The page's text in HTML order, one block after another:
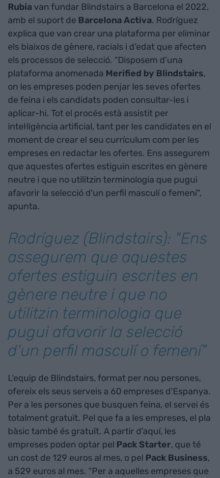
Rubia van fundar Blindstairs a Barcelona el 2022,
amb el suport de Barcelona Activa. Rodríguez
explica que van crear una plataforma per eliminar
els biaixos de gènere, racials i d’edat que afecten
els processos de selecció. “Disposem d’una
plataforma anomenada Merified by Blindstairs,
on les empreses poden penjar les seves ofertes
de feina i els candidats poden consultar-les i
aplicar-hi. Tot el procés està assistit per
intel·ligència artificial, tant per les candidates en el
moment de crear el seu currículum com per les
empreses en redactar les ofertes. Ens assegurem
que aquestes ofertes estiguin escrites en gènere
neutre i que no utilitzin terminologia que pugui
afavorir la selecció d'un perfil masculí o femení",
apunta.
Rodríguez (Blindstairs): "Ens
assegurem que aquestes
ofertes estiguin escrites en
gènere neutre i que no
utilitzin terminologia que
pugui afavorir la selecció
d'un perfil masculí o femení"
L’equip de Blindstairs, format per nou persones,
ofereix els seus serveis a 60 empreses d’Espanya.
Per a les persones que busquen feina, el servei és
totalment gratuït. Pel que fa a les empreses, el pla
bàsic també és gratuït. A partir d'aquí, les
empreses poden optar pel Pack Starter, que té
un cost de 129 euros al mes, o pel Pack Business,
a 529 euros al mes. "Per a aquelles empreses que